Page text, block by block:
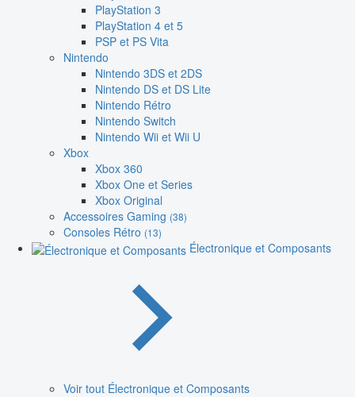
PlayStation 3
PlayStation 4 et 5
PSP et PS Vita
Nintendo
Nintendo 3DS et 2DS
Nintendo DS et DS Lite
Nintendo Rétro
Nintendo Switch
Nintendo Wii et Wii U
Xbox
Xbox 360
Xbox One et Series
Xbox Original
Accessoires Gaming (38)
Consoles Rétro (13)
Électronique et Composants
Voir tout Électronique et Composants